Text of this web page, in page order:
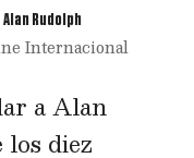
Rudolph
Internacional
a Alan
los diez